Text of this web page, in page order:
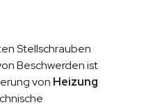
Stellschrauben
Beschwerden ist
von Heizung